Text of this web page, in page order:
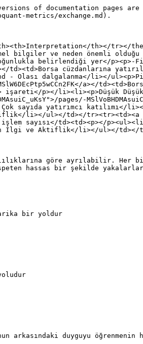
of documentation pages
metrics/exchange.md).
th></tr></
bilgiler ve neden önemli
çoğunlukla belirlendiği yer</
td><td>Borsa cüzdanlarına
Olası dalgalanma</li></
a></
işareti</p></li><li><p>Düşük
pages/-
sayıda yatırımcı katılımı</
li></ul></td></tr><tr><td><a
işlem sayısı</td><td><p></
İlgi ve Aktiflik</li></ul></td></
göre ayrılabilir. Her
hassas bir şekilde
bir yoldur
arkasındaki duyguyu